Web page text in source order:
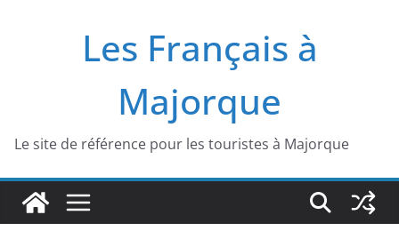
Les Français à
Majorque
Le site de référence pour les touristes à Majorque